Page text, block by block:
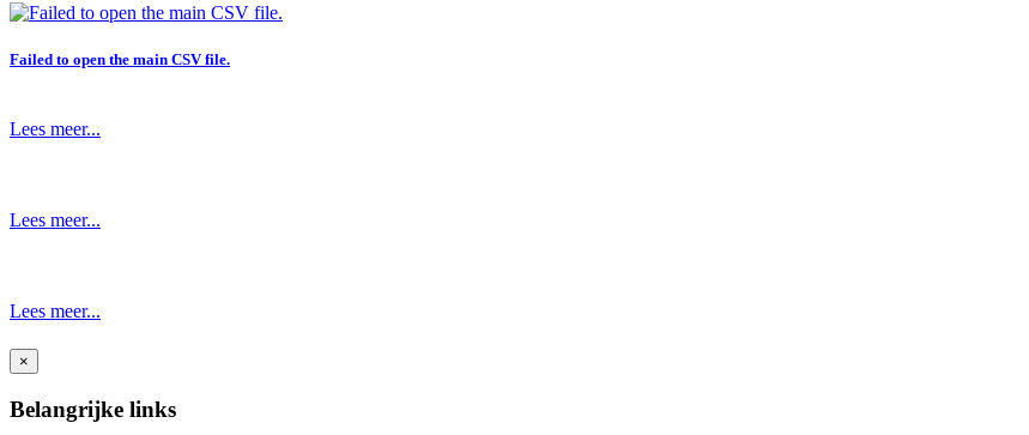
Failed to open the main CSV file.
Lees meer...
Lees meer...
Lees meer...
×
Belangrijke links